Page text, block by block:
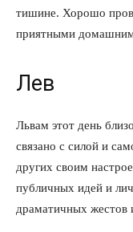
тишине. Хорошо
приятными
Лев
Львам этот день
связано с силой и
других своим
публичных идей и
драматичных жестов